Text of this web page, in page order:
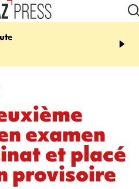
20:06
l'Asie, mort d'une
examen
et placé
provisoire